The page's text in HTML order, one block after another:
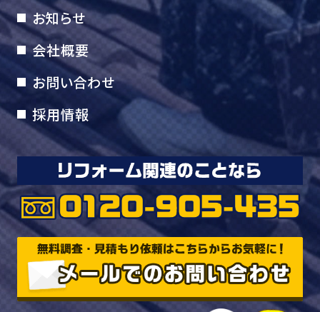
お知らせ
会社概要
お問い合わせ
採用情報